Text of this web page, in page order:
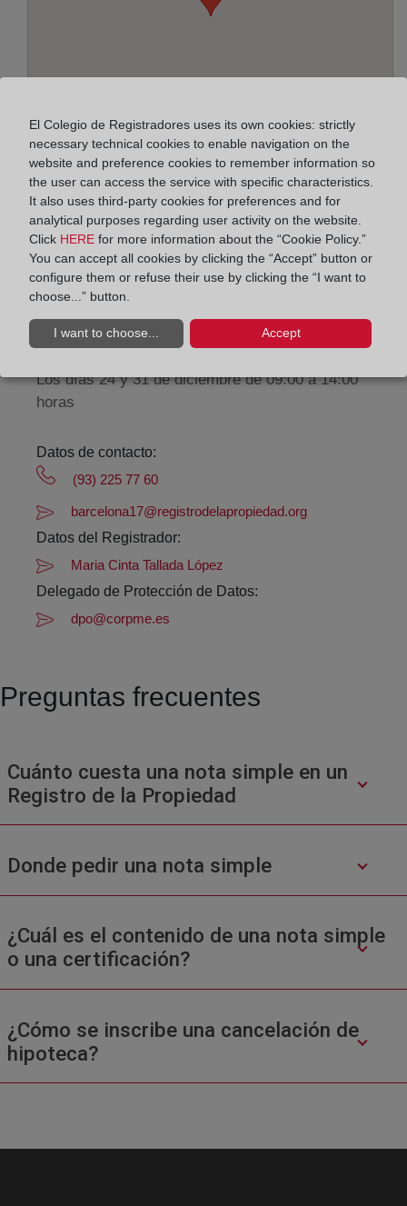
Address:
Paseo de la Zona Franca, 109-Edif. Torre Marina,
8038
Horario:
De lunes a viernes de 09:00 a 17:00 horas
Los días 24 y 31 de diciembre de 09:00 a 14:00
horas
Datos de contacto:
(93) 225 77 60
barcelona17@registrodelapropiedad.org
Datos del Registrador:
Maria Cinta Tallada López
Delegado de Protección de Datos:
dpo@corpme.es
Preguntas frecuentes
Cuánto cuesta una nota simple en un
Registro de la Propiedad
Donde pedir una nota simple
¿Cuál es el contenido de una nota simple
o una certificación?
¿Cómo se inscribe una cancelación de
hipoteca?
El Colegio de Registradores uses its own cookies: strictly
necessary technical cookies to enable navigation on the
website and preference cookies to remember information so
the user can access the service with specific characteristics.
It also uses third-party cookies for preferences and for
analytical purposes regarding user activity on the website.
Click HERE for more information about the “Cookie Policy.”
You can accept all cookies by clicking the “Accept” button or
configure them or refuse their use by clicking the “I want to
choose...” button.
I want to choose... Accept